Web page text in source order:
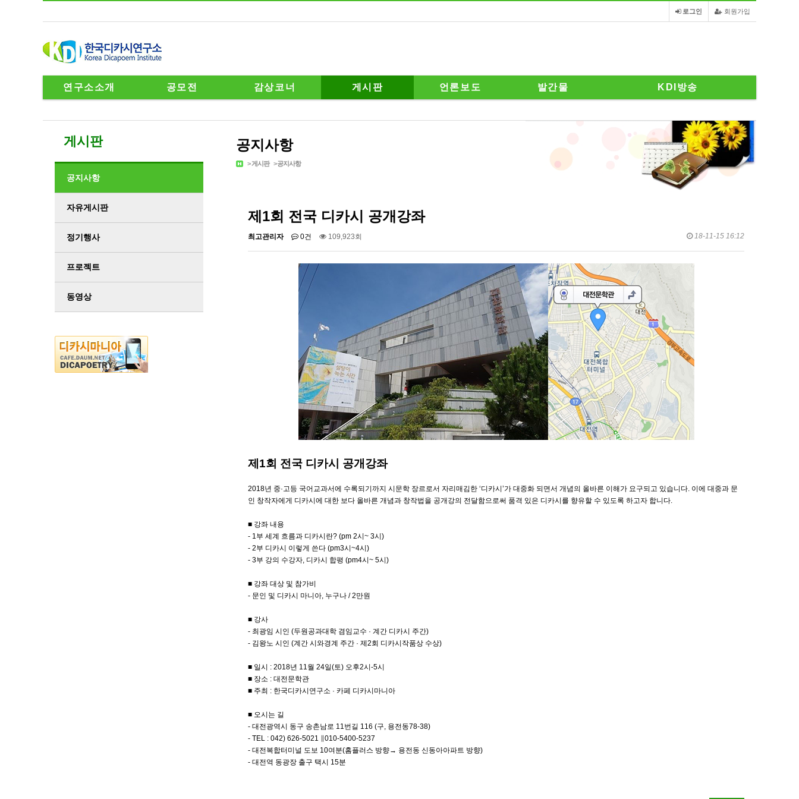
회원가입
로그인
연구소소개 공모전 감상코너 게시판 언론보도 발간물 KDI방송
공지사항
>게시판 >공지사항
제1회 전국 디카시 공개강좌
최고관리자 0건 109,923회 18-11-15 16:12
제1회 전국 디카시 공개강좌
2018년 중·고등 국어교과서에 수록되기까지 시문학 장르로서 자리매김한 ‘디카시’가 대중화 되면서 개념의 올바른 이해가 요구되고 있습니다. 이에 대중과 문
인 창작자에게 디카시에 대한 보다 올바른 개념과 창작법을 공개강의 전달함으로써 품격 있은 디카시를 향유할 수 있도록 하고자 합니다.
■ 강좌 내용
- 1부 세계 흐름과 디카시란? (pm 2시~ 3시)
- 2부 디카시 이렇게 쓴다 (pm3시~4시)
- 3부 강의 수강자, 디카시 합평 (pm4시~ 5시)
■ 강좌 대상 및 참가비
- 문인 및 디카시 마니아, 누구나 / 2만원
■ 강사
- 최광임 시인 (두원공과대학 겸임교수 · 계간 디카시 주간)
- 김왕노 시인 (계간 시와경계 주간 · 제2회 디카시작품상 수상)
■ 일시 : 2018년 11월 24일(토) 오후2시-5시
■ 장소 : 대전문학관
■ 주최 : 한국디카시연구소 · 카페 디카시마니아
■ 오시는 길
- 대전광역시 동구 송촌남로 11번길 116 (구, 용전동78-38)
- TEL : 042) 626-5021 ∥010-5400-5237
- 대전복합터미널 도보 10여분(홈플러스 방향→ 용전동 신동아아파트 방향)
- 대전역 동광장 출구 택시 15분​
게시판
공지사항
자유게시판
정기행사
프로젝트
동영상